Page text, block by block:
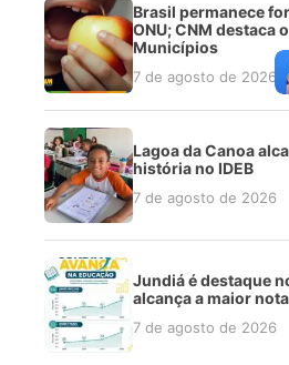
Brasil permanece
ONU; CNM destaca
Municípios
7 de agosto de 2026
Lagoa da Canoa
história no IDEB
7 de agosto de 2026
Jundiá é destaque
alcança a maior
7 de agosto de 2026